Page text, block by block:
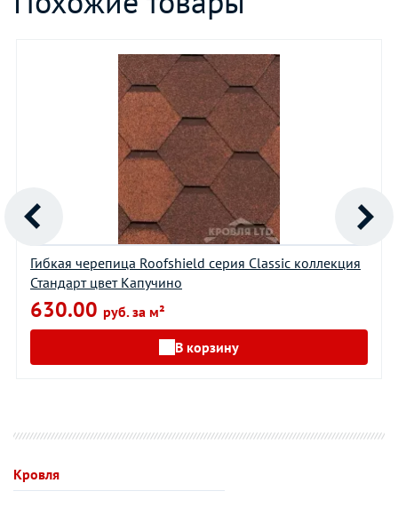
Гибкая черепица Roofshield серия Classic коллекция
Стандарт цвет Капучино
630.00 руб. за м²
В корзину
Кровля